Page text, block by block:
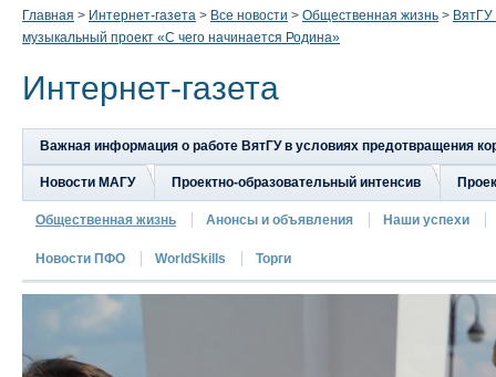
Главная > Интернет-газета > Все новости > Общественная жизнь > ВятГУ
музыкальный проект «С чего начинается Родина»
Интернет-газета
Важная информация о работе ВятГУ в условиях предотвращения
Новости МАГУ Проектно-образовательный интенсив
Общественная жизнь Анонсы и объявления Наши успехи
Новости ПФО WorldSkills Торги